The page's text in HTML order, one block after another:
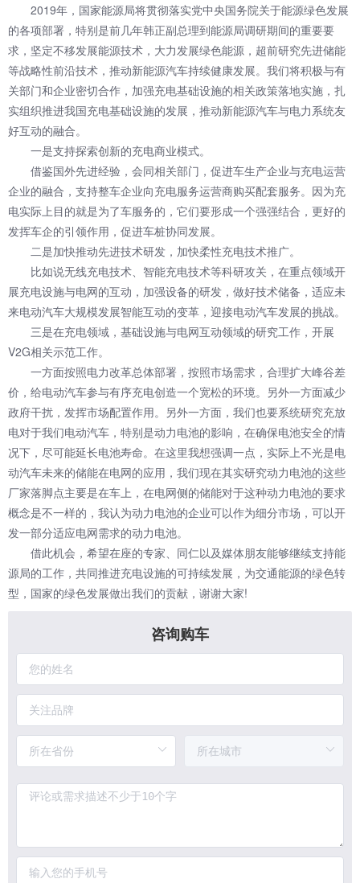
2019年，国家能源局将贯彻落实党中央国务院关于能源绿色发展
的各项部署，特别是前几年韩正副总理到能源局调研期间的重要要
求，坚定不移发展能源技术，大力发展绿色能源，超前研究先进储能
等战略性前沿技术，推动新能源汽车持续健康发展。我们将积极与有
关部门和企业密切合作，加强充电基础设施的相关政策落地实施，扎
实组织推进我国充电基础设施的发展，推动新能源汽车与电力系统友
好互动的融合。
一是支持探索创新的充电商业模式。
借鉴国外先进经验，会同相关部门，促进车生产企业与充电运营
企业的融合，支持整车企业向充电服务运营商购买配套服务。因为充
电实际上目的就是为了车服务的，它们要形成一个强强结合，更好的
发挥车企的引领作用，促进车桩协同发展。
二是加快推动先进技术研发，加快柔性充电技术推广。
比如说无线充电技术、智能充电技术等科研攻关，在重点领域开
展充电设施与电网的互动，加强设备的研发，做好技术储备，适应未
来电动汽车大规模发展智能互动的变革，迎接电动汽车发展的挑战。
三是在充电领域，基础设施与电网互动领域的研究工作，开展
V2G相关示范工作。
一方面按照电力改革总体部署，按照市场需求，合理扩大峰谷差
价，给电动汽车参与有序充电创造一个宽松的环境。另外一方面减少
政府干扰，发挥市场配置作用。另外一方面，我们也要系统研究充放
电对于我们电动汽车，特别是动力电池的影响，在确保电池安全的情
况下，尽可能延长电池寿命。在这里我想强调一点，实际上不光是电
动汽车未来的储能在电网的应用，我们现在其实研究动力电池的这些
厂家落脚点主要是在车上，在电网侧的储能对于这种动力电池的要求
概念是不一样的，我认为动力电池的企业可以作为细分市场，可以开
发一部分适应电网需求的动力电池。
借此机会，希望在座的专家、同仁以及媒体朋友能够继续支持能
源局的工作，共同推进充电设施的可持续发展，为交通能源的绿色转
型，国家的绿色发展做出我们的贡献，谢谢大家!
咨询购车